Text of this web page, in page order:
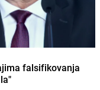
falsifikovanja